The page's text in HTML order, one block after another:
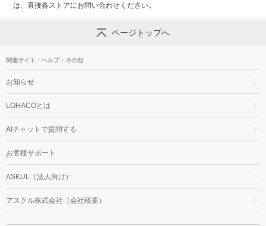
は、直接各ストアにお問い合わせください。
ページトップへ
関連サイト・ヘルプ・その他
お知らせ
LOHACOとは
AIチャットで質問する
お客様サポート
ASKUL（法人向け）
アスクル株式会社（会社概要）